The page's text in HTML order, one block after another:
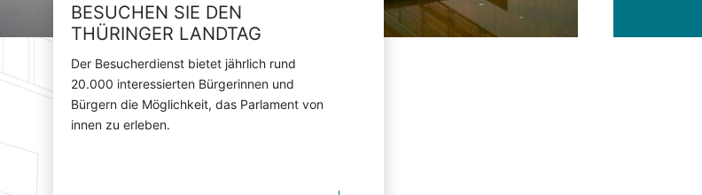
BESUCHEN SIE DEN
THÜRINGER LANDTAG
Der Besucherdienst bietet jährlich rund
20.000 interessierten Bürgerinnen und
Bürgern die Möglichkeit, das Parlament von
innen zu erleben.